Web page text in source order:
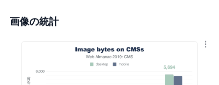
画像の統計
結